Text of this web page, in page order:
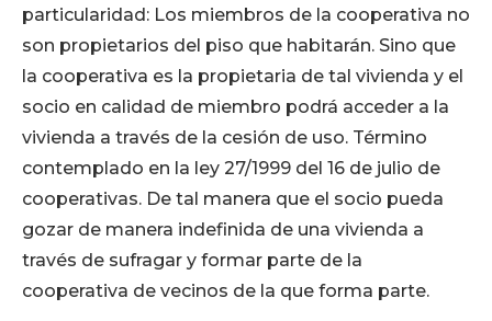
particularidad: Los miembros de la cooperativa no
son propietarios del piso que habitarán. Sino que
la cooperativa es la propietaria de tal vivienda y el
socio en calidad de miembro podrá acceder a la
vivienda a través de la cesión de uso. Término
contemplado en la ley 27/1999 del 16 de julio de
cooperativas. De tal manera que el socio pueda
gozar de manera indefinida de una vivienda a
través de sufragar y formar parte de la
cooperativa de vecinos de la que forma parte.